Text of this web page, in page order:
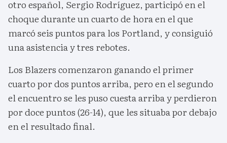
otro español, Sergio Rodríguez, participó en el
choque durante un cuarto de hora en el que
marcó seis puntos para los Portland, y consiguió
una asistencia y tres rebotes.
Los Blazers comenzaron ganando el primer
cuarto por dos puntos arriba, pero en el segundo
el encuentro se les puso cuesta arriba y perdieron
por doce puntos (26-14), que les situaba por debajo
en el resultado final.